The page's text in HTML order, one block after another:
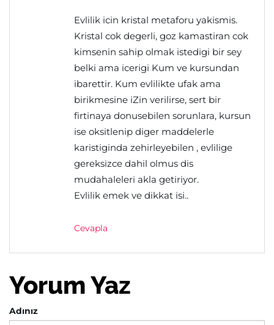
Evlilik icin kristal metaforu yakismis.
Kristal cok degerli, goz kamastiran cok
kimsenin sahip olmak istedigi bir sey
belki ama icerigi Kum ve kursundan
ibarettir. Kum evlilikte ufak ama
birikmesine iZin verilirse, sert bir
firtinaya donusebilen sorunlara, kursun
ise oksitlenip diger maddelerle
karistiginda zehirleyebilen , evlilige
gereksizce dahil olmus dis
mudahaleleri akla getiriyor.
Evlilik emek ve dikkat isi..
Cevapla
Yorum Yaz
Adınız